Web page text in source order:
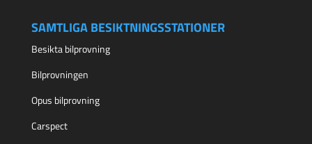
SAMTLIGA BESIKTNINGSSTATIONER
Besikta bilprovning
Bilprovningen
Opus bilprovning
Carspect